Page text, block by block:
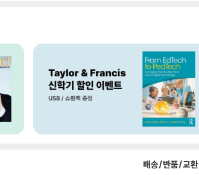
배송/반품/교환